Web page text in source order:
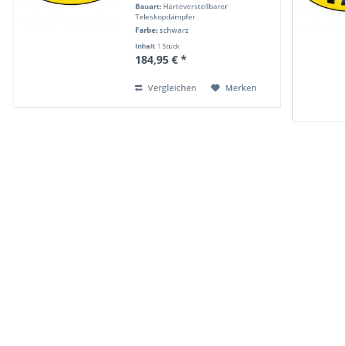
Bauart: Härteverstellbarer
Teleskopdämpfer
Farbe:schwarz
Inhalt 1 Stück
184,95 € *
Vergleichen Merken